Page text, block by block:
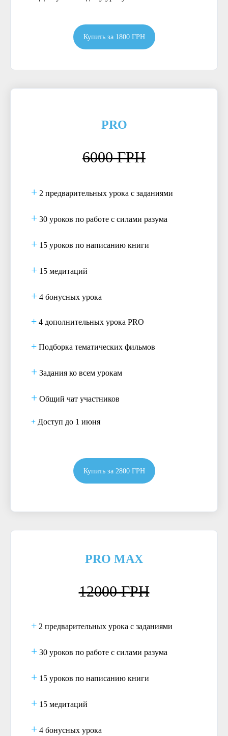
Купить за 1800 ГРН
PRO
6000 ГРН
+ 2 предварительных урока с заданиями
+ 30 уроков по работе с силами разума
+ 15 уроков по написанию книги
+ 15 медитаций
+ 4 бонусных урока
+ 4 дополнительных урока PRO
+ Подборка тематических фильмов
+ Задания ко всем урокам
+ Общий чат участников
+ Доступ до 1 июня
Купить за 2800 ГРН
PRO MAX
12000 ГРН
+ 2 предварительных урока с заданиями
+ 30 уроков по работе с силами разума
+ 15 уроков по написанию книги
+ 15 медитаций
+ 4 бонусных урока